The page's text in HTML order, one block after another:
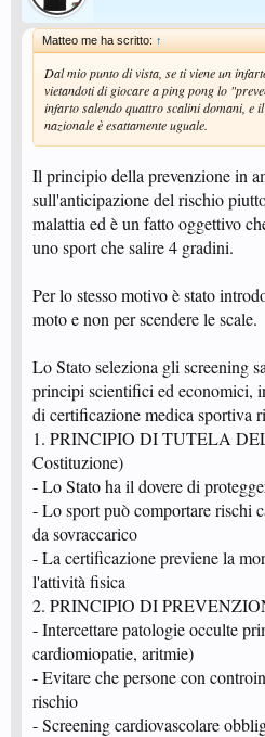
Matteo me ha scritto: ↑
Dal mio punto di vista, se ti viene un
vietandoti di giocare a ping pong lo
infarto salendo quattro scalini domani, e
nazionale è esattamente uguale.
Il principio della prevenzione in
sull'anticipazione del rischio
malattia ed è un fatto oggettivo
uno sport che salire 4 gradini.
Per lo stesso motivo è stato
moto e non per scendere le scale.
Lo Stato seleziona gli screening
principi scientifici ed economici,
di certificazione medica sportiva
1. PRINCIPIO DI TUTELA
Costituzione)
- Lo Stato ha il dovere di
- Lo sport può comportare rischi
da sovraccarico
- La certificazione previene la
l'attività fisica
2. PRINCIPIO DI
- Intercettare patologie occulte
cardiomiopatie, aritmie)
- Evitare che persone con
rischio
- Screening cardiovascolare